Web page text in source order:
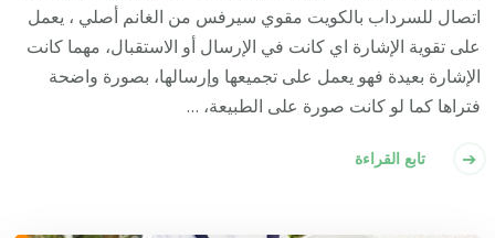
اتصال للسرداب بالكويت مقوي سيرفس من الغانم أصلي ، يعمل
على تقوية الإشارة اي كانت في الإرسال أو الاستقبال، مهما كانت
الإشارة بعيدة فهو يعمل على تجميعها وإرسالها، بصورة واضحة
فتراها كما لو كانت صورة على الطبيعة، …
تابع القراءة